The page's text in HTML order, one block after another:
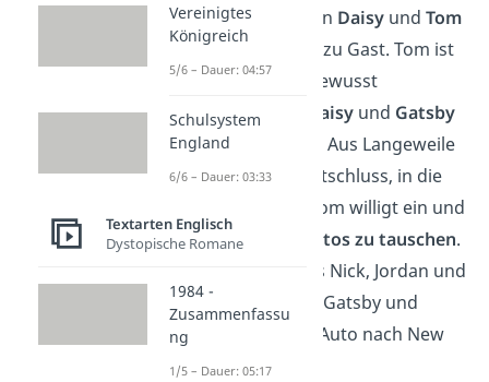
Jordanim Haus von Daisy undTom
beim Mittagessen zu Gast. Tom ist
währenddessen bewusst
geworden, dass
Daisy und Gatsby
eineAffäre
haben. Aus Langeweile
fasst Daisy den Entschluss, in die
zu fahren. Tom willigt ein und
schlägt vor, die
Autos zu tauschen.
So kommt es, dass Nick, Jordan und
Tom in einem und Gatsby und
Daisy im anderen Auto nach New
York fahren.
Vereinigtes
Königreich
5/6 – Dauer: 04:57
Schulsystem
England
6/6 – Dauer: 03:33
Textarten Englisch
Dystopische Romane
1984 -
Zusammenfassu
ng
1/5 – Dauer: 05:17